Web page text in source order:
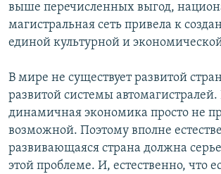
выше перечисленных выгод,
магистральная сеть привела к
единой культурной и
В мире не существует развитой
развитой системы автомагистралей.
динамичная экономика просто не
возможной. Поэтому вполне
развивающаяся страна должна
этой проблеме. И, естественно, что